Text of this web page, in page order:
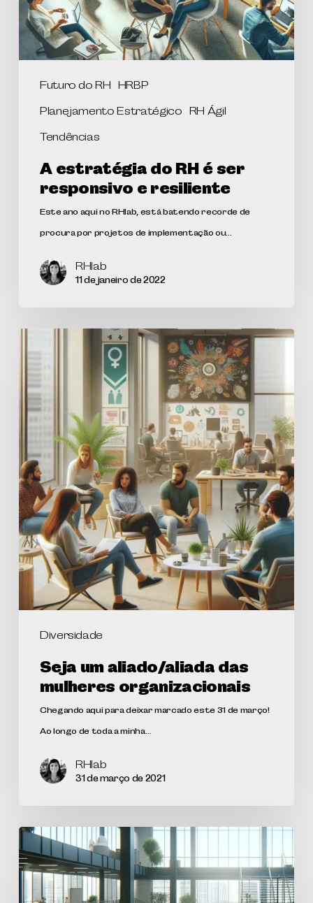
Futuro do RH HRBP
Planejamento Estratégico RH Ágil
Tendências
A estratégia do RH é ser
responsivo e resiliente
Este ano aqui no RHlab, está batendo recorde de
procura por projetos de implementação ou…
RHlab
11 de janeiro de 2022
Diversidade
Seja um aliado/aliada das
mulheres organizacionais
Chegando aqui para deixar marcado este 31 de março!
Ao longo de toda a minha…
RHlab
31 de março de 2021